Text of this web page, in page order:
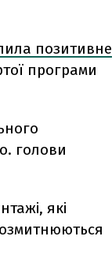
позитивне
програми
голови
які